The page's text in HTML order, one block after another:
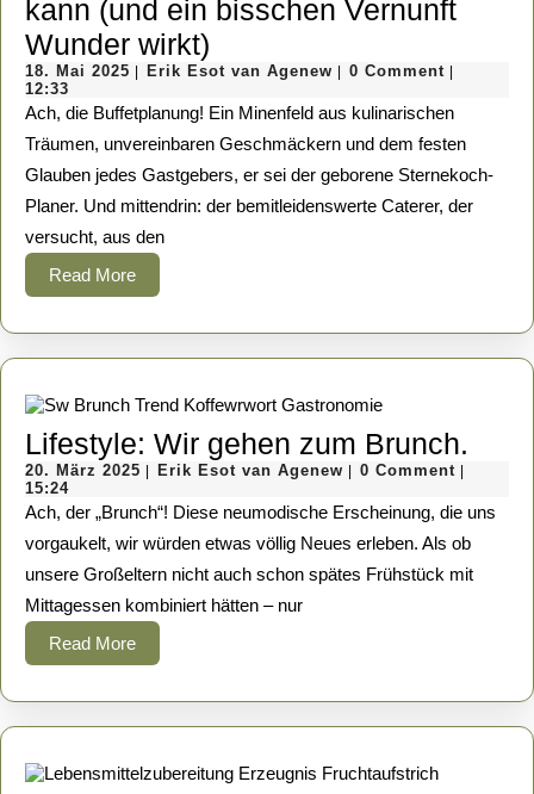
kann (und ein bisschen Vernunft
Wunder wirkt)
große
Fressen
und
das
böse
Wunschbuffet
Waterloo
kann
(und
ein
Wunder
wirkt)
18. Mai 2025 18.
2025
Erik Esot van Agenew Erik
van
Agenew
0 Comment
12:33
Ach, die Buffetplanung! Ein Minenfeld aus kulinarischen
Träumen, unvereinbaren Geschmäckern und dem festen
Glauben jedes Gastgebers, er sei der geborene Sternekoch-
Planer. Und mittendrin: der bemitleidenswerte Caterer, der
versucht, aus den
Read MoreRead
More
Lifestyle: Wir gehen zum Brunch.
zum
20. März 2025 20.
2025
Erik Esot van Agenew Erik
van
Agenew
0 Comment
15:24
Ach, der „Brunch“! Diese neumodische Erscheinung, die uns
vorgaukelt, wir würden etwas völlig Neues erleben. Als ob
unsere Großeltern nicht auch schon spätes Frühstück mit
Mittagessen kombiniert hätten – nur
Read MoreRead
More